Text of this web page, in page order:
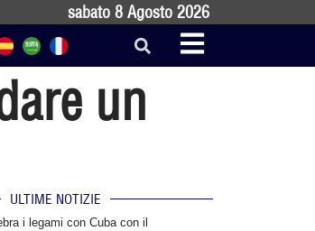
sabato 8 Agosto 2026
un
ULTIME NOTIZIE
i legami con Cuba con il